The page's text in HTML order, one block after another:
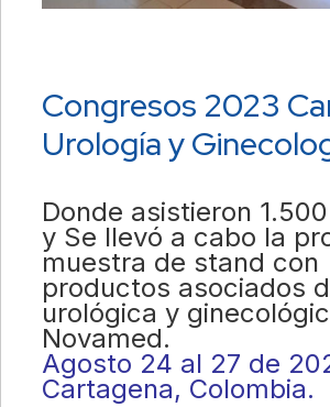
Congresos 2023
Urología y
Donde asistieron
y Se llevó a cabo la
muestra de stand con
productos asociados
urológica y
Novamed.
Agosto 24 al 27 de
Cartagena, Colombia.